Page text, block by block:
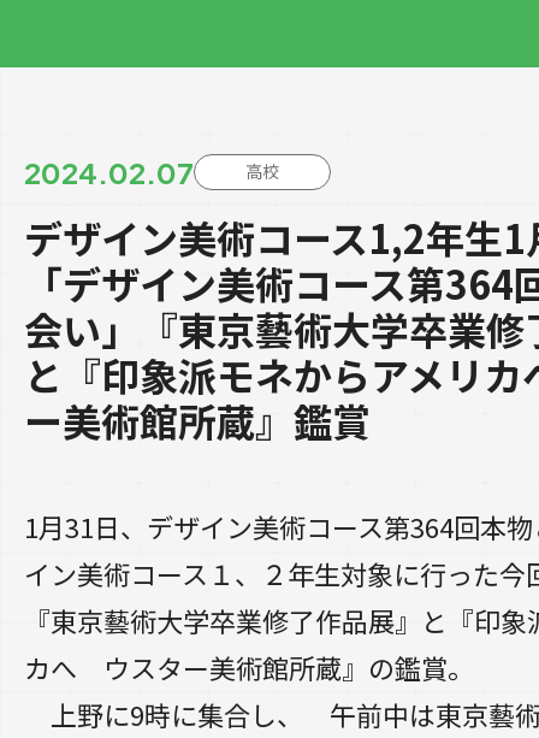
2024.02.07 高校
デザイン美術コース1,2年生
「デザイン美術コース第364
会い」『東京藝術大学卒業
と『印象派モネからアメリ
ー美術館所蔵』鑑賞
1月31日、デザイン美術コース第364回本
イン美術コース１、２年生対象に行った今
『東京藝術大学卒業修了作品展』と『印
カへ ウスター美術館所蔵』の鑑賞。
上野に9時に集合し、 午前中は東京藝